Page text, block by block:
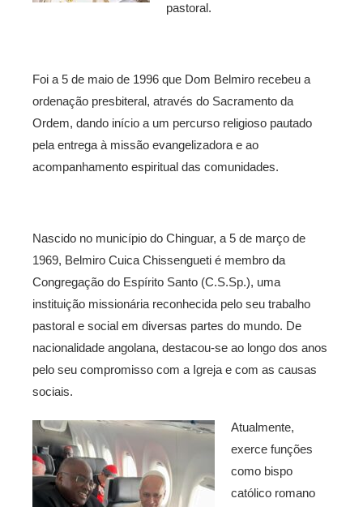
pastoral.
Foi a 5 de maio de 1996 que Dom Belmiro recebeu a
ordenação presbiteral, através do Sacramento da
Ordem, dando início a um percurso religioso pautado
pela entrega à missão evangelizadora e ao
acompanhamento espiritual das comunidades.
Nascido no município do Chinguar, a 5 de março de
1969, Belmiro Cuica Chissengueti é membro da
Congregação do Espírito Santo (C.S.Sp.), uma
instituição missionária reconhecida pelo seu trabalho
pastoral e social em diversas partes do mundo. De
nacionalidade angolana, destacou-se ao longo dos anos
pelo seu compromisso com a Igreja e com as causas
sociais.
Atualmente,
exerce funções
como bispo
católico romano